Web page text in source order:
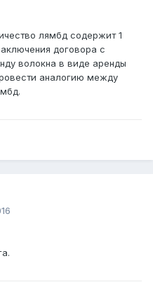
лямбд содержит 1
договора с
волокна в виде аренды
аналогию между